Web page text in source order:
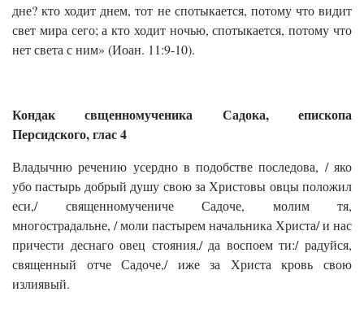
дне? кто ходит днем, тот не спотыкается, потому что видит
свет мира сего; а кто ходит ночью, спотыкается, потому что
нет света с ним» (Иоан. 11:9-10).
Кондак свщенномученика Садока, епископа
Персидского, глас 4
Владычню речению усердно в подобстве последова, / яко
убо пастырь добрый душу свою за Христовы овцы положил
еси,/ священномучениче Садоче, молим тя,
многострадальне, / моли пастырем начальника Христа/ и нас
причести деснаго овец стояния,/ да воспоем ти:/ радуйся,
священный отче Садоче,/ иже за Христа кровь свою
излиявый.